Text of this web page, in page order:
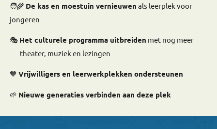
🧑‍🌾 De kas en moestuin vernieuwen als leerplek voor
jongeren
🎭 Het culturele programma uitbreiden met nog meer
theater, muziek en lezingen
🧡 Vrijwilligers en leerwerkplekken ondersteunen
🌱 Nieuwe generaties verbinden aan deze plek